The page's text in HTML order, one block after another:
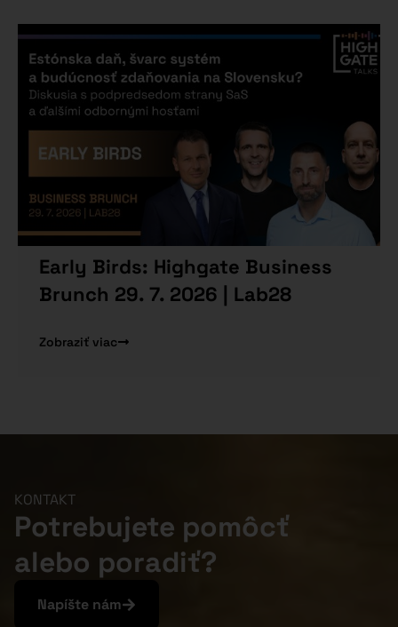
Early Birds: Highgate Business
Brunch 29. 7. 2026 | Lab28
Zobraziť viac
KONTAKT
Potrebujete pomôcť
alebo poradiť?
Napíšte nám